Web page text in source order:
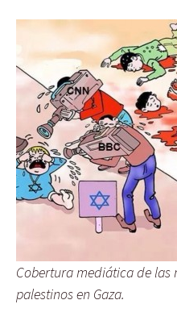
Cobertura mediática de las
palestinos en Gaza.